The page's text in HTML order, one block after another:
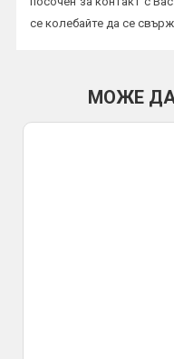
се колебайте да се
Плащане в брой
МОЖЕ